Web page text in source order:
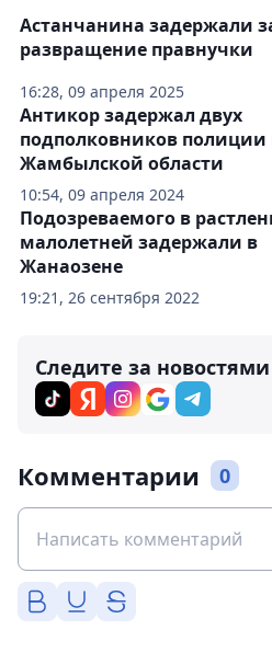
16:28, 09 апреля 2025
Астанчанина задержали
развращение правнучки
10:54, 09 апреля 2024
Антикор задержал двух
подполковников полиции
Жамбылской области
19:21, 26 сентября 2022
Подозреваемого в
малолетней задержали в
Жанаозене
Следите за
Комментарии 0